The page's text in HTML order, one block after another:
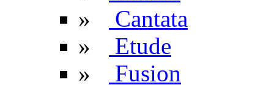
»
Cantata
»
Etude
»
Fusion